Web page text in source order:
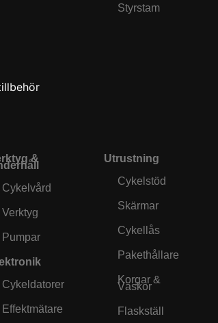
Styrstam
&
Cykelvård
Verktyg
Pumpar
Cykeldatorer
Effektmätare
Utrustning
Cykelstöd
Skärmar
Cykellås
Pakethållare
Korgar &
Väskor
Flaskställ